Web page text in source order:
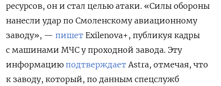
ресурсов, он и стал целью атаки. «Силы обороны
нанесли удар по Смоленскому авиационному
заводу», — пишет Exilenova+, публикуя кадры
с машинами МЧС у проходной завода. Эту
информацию подтверждает Astra, отмечая, что
к заводу, который, по данным спецслужб